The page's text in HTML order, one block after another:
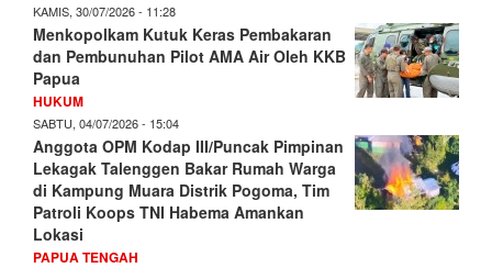
KAMIS, 30/07/2026 - 11:28
Menkopolkam Kutuk Keras Pembakaran
dan Pembunuhan Pilot AMA Air Oleh KKB
Papua
HUKUM
SABTU, 04/07/2026 - 15:04
Anggota OPM Kodap III/Puncak Pimpinan
Lekagak Talenggen Bakar Rumah Warga
di Kampung Muara Distrik Pogoma, Tim
Patroli Koops TNI Habema Amankan
Lokasi
PAPUA TENGAH